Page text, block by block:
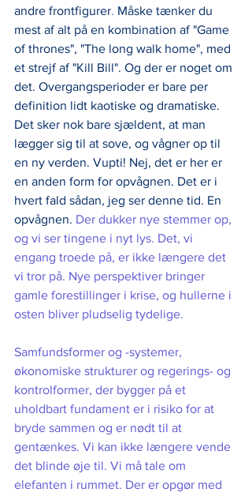
andre frontfigurer. Måske tænker du
mest af alt på en kombination af "Game
of thrones", "The long walk home", med
et strejf af "Kill Bill". Og der er noget om
det. Overgangsperioder er bare per
definition lidt kaotiske og dramatiske.
Det sker nok bare sjældent, at man
lægger sig til at sove, og vågner op til
en ny verden. Vupti! Nej, det er her er
en anden form for opvågnen. Det er i
hvert fald sådan, jeg ser denne tid. En
opvågnen. Der dukker nye stemmer op,
og vi ser tingene i nyt lys. Det, vi
engang troede på, er ikke længere det
vi tror på. Nye perspektiver bringer
gamle forestillinger i krise, og hullerne i
osten bliver pludselig tydelige.
Samfundsformer og -systemer,
økonomiske strukturer og regerings- og
kontrolformer, der bygger på et
uholdbart fundament er i risiko for at
bryde sammen og er nødt til at
gentænkes. Vi kan ikke længere vende
det blinde øje til. Vi må tale om
elefanten i rummet. Der er opgør med